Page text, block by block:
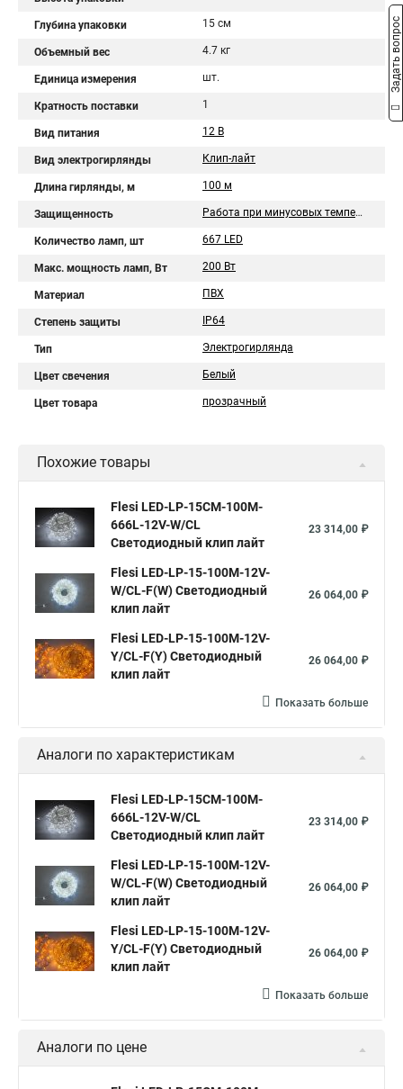
Глубина упаковки 15 см
Объемный вес 4.7 кг
Единица измерения шт.
Кратность поставки 1
Вид питания 12 В
Вид электрогирлянды Клип-лайт
Длина гирлянды, м 100 м
Защищенность Работа при минусовых температурах
Количество ламп, шт 667 LED
Макс. мощность ламп, Вт 200 Вт
Материал ПВХ
Степень защиты IP64
Тип Электрогирлянда
Цвет свечения Белый
Цвет товара прозрачный
Похожие товары
Flesi LED-LP-15СМ-100M-
666L-12V-W/CL
Светодиодный клип лайт
23 314,00 ₽
Flesi LED-LP-15-100M-12V-
W/CL-F(W) Светодиодный
клип лайт
26 064,00 ₽
Flesi LED-LP-15-100M-12V-
Y/CL-F(Y) Светодиодный
клип лайт
26 064,00 ₽
Показать больше
Аналоги по характеристикам
Flesi LED-LP-15СМ-100M-
666L-12V-W/CL
Светодиодный клип лайт
23 314,00 ₽
Flesi LED-LP-15-100M-12V-
W/CL-F(W) Светодиодный
клип лайт
26 064,00 ₽
Flesi LED-LP-15-100M-12V-
Y/CL-F(Y) Светодиодный
клип лайт
26 064,00 ₽
Показать больше
Аналоги по цене
Задать вопрос